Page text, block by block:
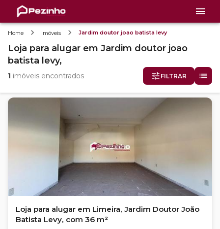
Home Imóveis Jardim doutor joao batista levy
Loja para alugar em Jardim doutor joao
batista levy,
1 imóveis encontrados FILTRAR
Loja para alugar em Limeira, Jardim Doutor João
Batista Levy, com 36 m²